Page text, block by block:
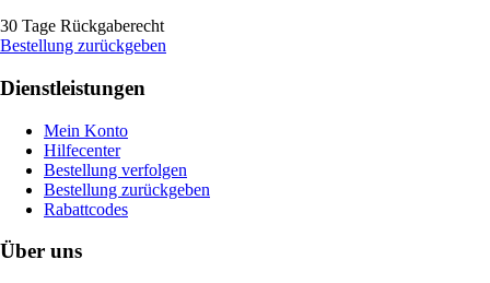
30 Tage Rückgaberecht
Bestellung zurückgeben
Dienstleistungen
Mein Konto
Hilfecenter
Bestellung verfolgen
Bestellung zurückgeben
Rabattcodes
Über uns